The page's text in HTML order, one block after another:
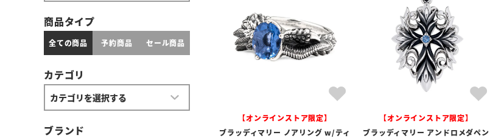
商品タイプ
全ての商品 予約商品 セール商品
カテゴリ
ブランド
【オンラインストア限定】
ブラッディマリー ノアリング w/ティ
【オンラインストア限定】
ブラッディマリー アンドロメダペン